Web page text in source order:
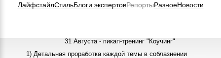
ЛайфстайлСтильБлоги экспертовРепортыРазноеНовости
31 Августа - пикап-тренинг "Коучинг"
1) Детальная проработка каждой темы в соблазнении